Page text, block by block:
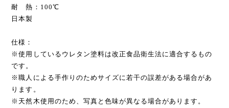
耐 熱：100℃
日本製
仕様：
※使用しているウレタン塗料は改正食品衛生法に適合するもの
です。
※職人による手作りのためサイズに若干の誤差がある場合があ
ります。
※天然木使用のため、写真と色味が異なる場合があります。